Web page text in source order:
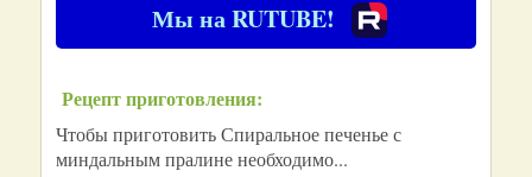
Мы на RUTUBE!
Рецепт приготовления:
Чтобы приготовить Спиральное печенье с
миндальным пралине необходимо...